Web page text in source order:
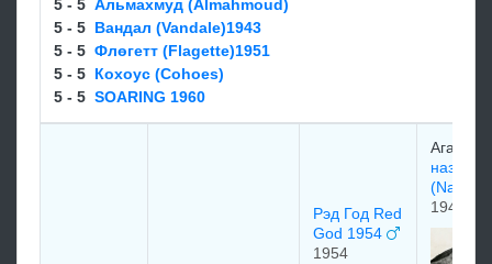
5 - 5 Альмаxмуд (Almahmoud)
5 - 5 Вандал (Vandale)1943
5 - 5 Флөгетт (Flagette)1951
5 - 5 Кoхoуc (Cohoes)
5 - 5 SOARING 1960
Рэд Год Red
God 1954
1954
Ага Хан
1940